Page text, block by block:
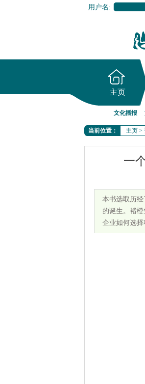
用户名:
主页
文化播报
当前位置： 主页 >
一
本书选取历
的诞生。褚
企业如何选